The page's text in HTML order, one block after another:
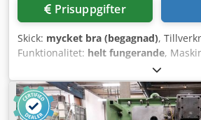
Prisuppgifter
Skick: mycket bra (begagnad),
Funktionalitet: helt fungerande,
1997 av BIHLER Utrustning: 1 st
tångmatning vänster 1 st
kampress 3 st standard-slidaggregat
1 st styrningsaxel Arbetsområde: